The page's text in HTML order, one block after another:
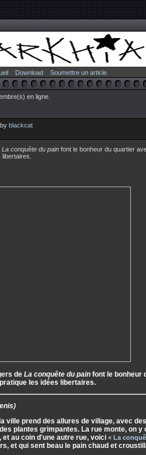
Download Soumettre un article
en ligne.
blackcat
La conquête du pain font le bonheur du quartier
de La conquête du pain font le bonheur
les idées libertaires.
ville prend des allures de village, avec
plantes grimpantes. La rue monte, on
au coin d'une autre rue, voici « La
et qui sent beau le pain chaud et